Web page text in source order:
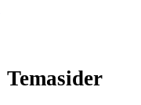
Temasider